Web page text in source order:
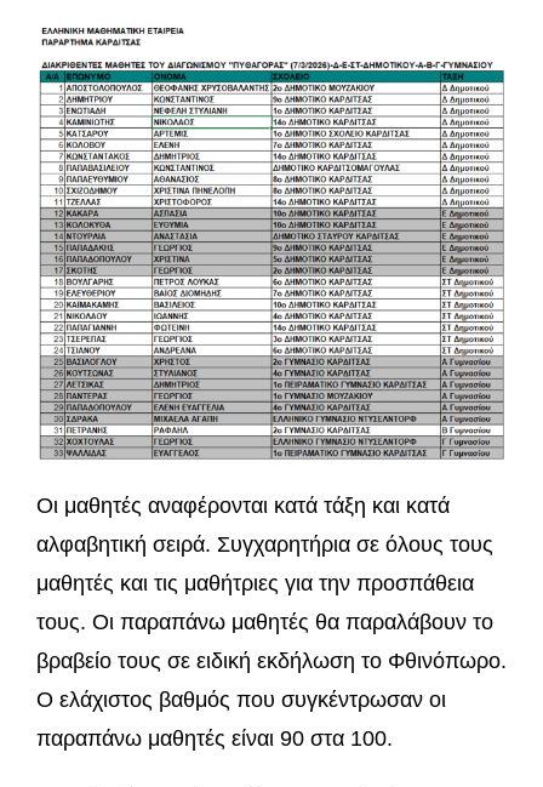
Οι μαθητές αναφέρονται κατά τάξη και κατά
αλφαβητική σειρά. Συγχαρητήρια σε όλους τους
μαθητές και τις μαθήτριες για την προσπάθεια
τους. Οι παραπάνω μαθητές θα παραλάβουν το
βραβείο τους σε ειδική εκδήλωση το Φθινόπωρο.
Ο ελάχιστος βαθμός που συγκέντρωσαν οι
παραπάνω μαθητές είναι 90 στα 100.